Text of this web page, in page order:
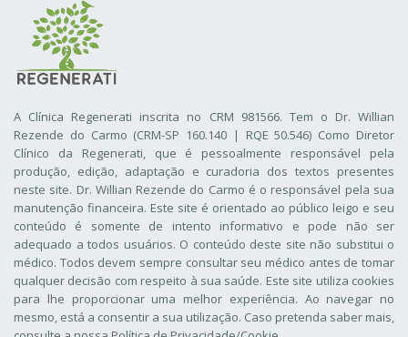
A Clínica Regenerati inscrita no CRM 981566. Tem o Dr. Willian
Rezende do Carmo (CRM-SP 160.140 | RQE 50.546) Como Diretor
Clínico da Regenerati, que é pessoalmente responsável pela
produção, edição, adaptação e curadoria dos textos presentes
neste site. Dr. Willian Rezende do Carmo é o responsável pela sua
manutenção financeira. Este site é orientado ao público leigo e seu
conteúdo é somente de intento informativo e pode não ser
adequado a todos usuários. O conteúdo deste site não substitui o
médico. Todos devem sempre consultar seu médico antes de tomar
qualquer decisão com respeito à sua saúde. Este site utiliza cookies
para lhe proporcionar uma melhor experiência. Ao navegar no
mesmo, está a consentir a sua utilização. Caso pretenda saber mais,